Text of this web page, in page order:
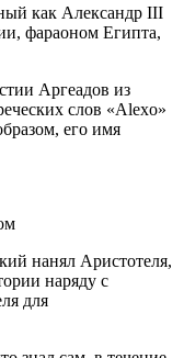
как Александр III
фараоном Египта,
Аргеадов из
слов «Alexo»
его имя
нанял Аристотеля,
наряду с
для